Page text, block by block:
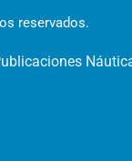
reservados.